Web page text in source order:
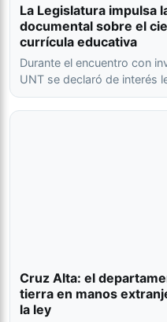
La Legislatura impulsa
documental sobre el
currícula educativa
Durante el encuentro con
UNT se declaró de interés
Cruz Alta: el
tierra en manos
la ley